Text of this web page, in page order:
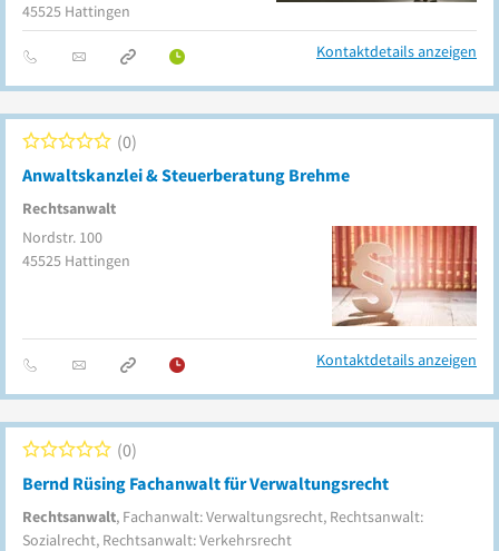
45525 Hattingen
Kontaktdetails anzeigen
Anwaltskanzlei & Steuerberatung Brehme
Rechtsanwalt
0
Nordstr. 100
45525 Hattingen
Kontaktdetails anzeigen
Bernd Rüsing Fachanwalt für Verwaltungsrecht
Rechtsanwalt, Fachanwalt: Verwaltungsrecht, Rechtsanwalt:
Sozialrecht, Rechtsanwalt: Verkehrsrecht
0